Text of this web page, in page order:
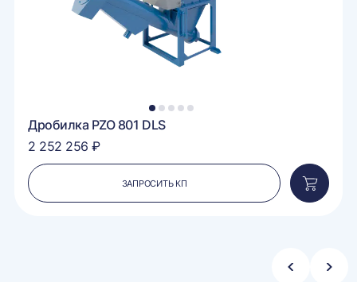
1 2 3 4 5
Дробилка PZO 801 DLS
2 252 256 ₽
ЗАПРОСИТЬ КП
в
Стрелка